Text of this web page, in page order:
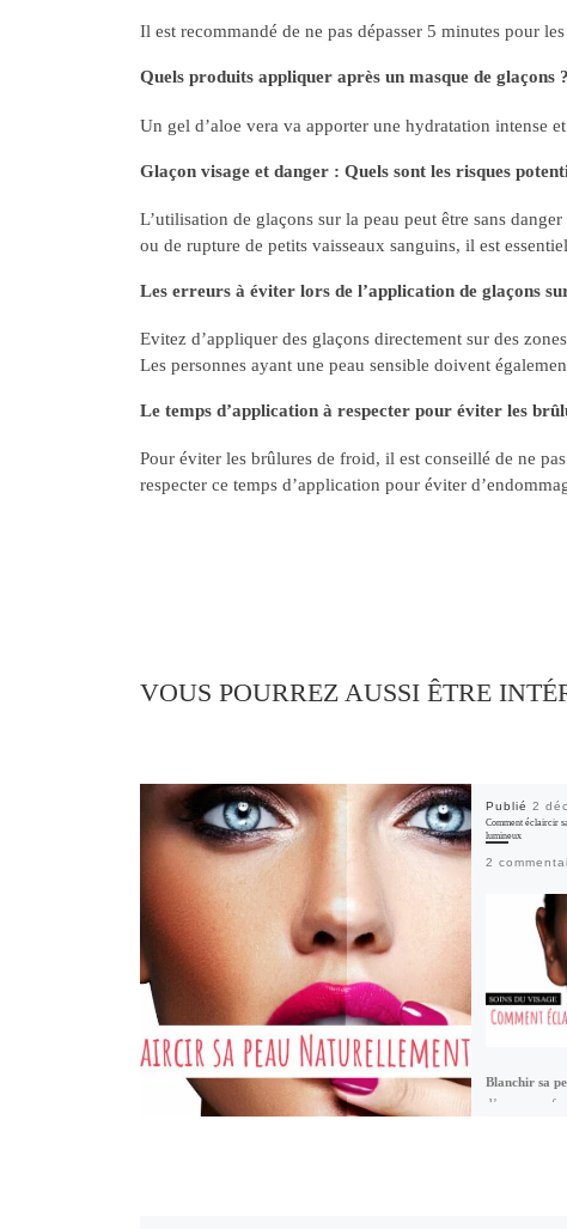
Il est recommandé de ne pas dépasser 5 minutes pour
Quels produits appliquer après un masque de glaçons ?
Un gel d’aloe vera va apporter une hydratation intense
Glaçon visage et danger : Quels sont les risques
L’utilisation de glaçons sur la peau peut être sans
ou de rupture de petits vaisseaux sanguins, il est
Les erreurs à éviter lors de l’application de glaçons
Evitez d’appliquer des glaçons directement sur des
Les personnes ayant une peau sensible doivent
Le temps d’application à respecter pour éviter les
Pour éviter les brûlures de froid, il est conseillé de ne
respecter ce temps d’application pour éviter
VOUS POURREZ AUSSI ÊTRE
Publié 2
Comment éclaircir
lumineux
2
Blanchir sa
d’une peau